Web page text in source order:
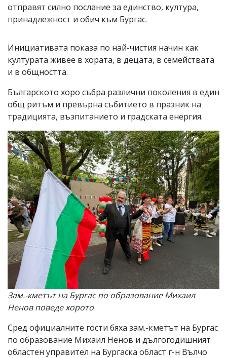
отправят силно послание за единство, култура,
принадлежност и обич към Бургас.
Инициативата показа по най-чистия начин как
културата живее в хората, в децата, в семействата
и в общността.
Българското хоро събра различни поколения в един
общ ритъм и превърна събитието в празник на
традицията, възпитанието и градската енергия.
Зам.-кметът на Бургас по образование Михаил
Ненов поведе хорото
Сред официалните гости бяха зам.-кметът на Бургас
по образование Михаил Ненов и дългогодишният
областен управител на Бургаска област г-н Вълчо